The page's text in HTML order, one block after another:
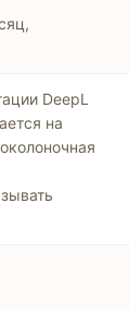
DeepL
на